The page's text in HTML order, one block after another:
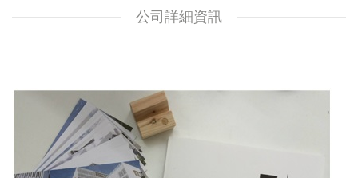
公司詳細資訊